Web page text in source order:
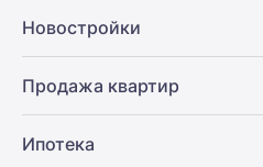
Новостройки
Продажа квартир
Ипотека